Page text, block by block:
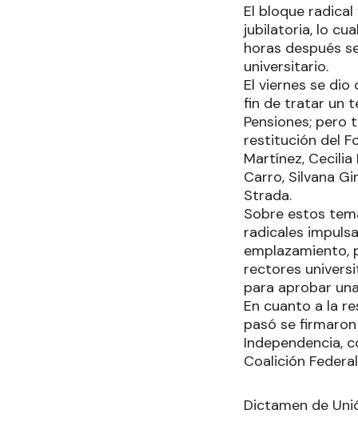
El bloque
jubilatoria, lo
horas después
universitario.
El viernes se dio
fin de tratar un
Pensiones; pero
restitución del
Martínez, Cecilia
Carro, Silvana
Strada.
Sobre estos
radicales
emplazamiento,
rectores
para aprobar
En cuanto a la
pasó se
Independencia,
Coalición
Dictamen de